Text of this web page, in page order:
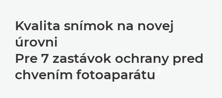
Kvalita snímok na novej
úrovni
Pre 7 zastávok ochrany pred
chvením fotoaparátu